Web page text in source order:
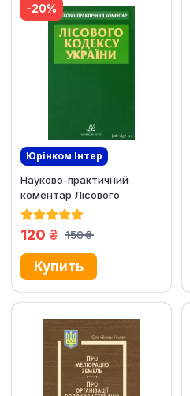
Юрінком Iнтер
Науково-практичний
коментар Лісового
кодексу України
-20%
150
грн.
120 грн.